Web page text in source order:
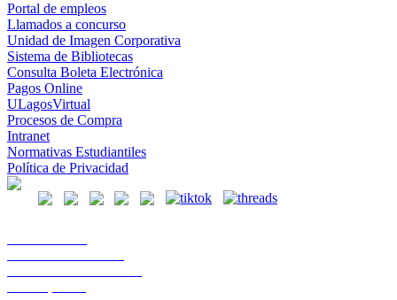
Portal de empleos
Llamados a concurso
Unidad de Imagen Corporativa
Sistema de Bibliotecas
Consulta Boleta Electrónica
Pagos Online
ULagosVirtual
Procesos de Compra
Intranet
Normativas Estudiantiles
Política de Privacidad